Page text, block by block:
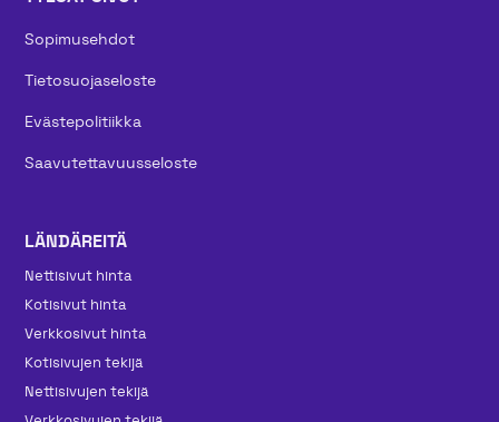
Sopimusehdot
Tietosuojaseloste
Evästepolitiikka
Saavutettavuusseloste
LÄNDÄREITÄ
Nettisivut hinta
Kotisivut hinta
Verkkosivut hinta
Kotisivujen tekijä
Nettisivujen tekijä